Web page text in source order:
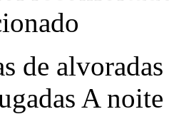
de
A